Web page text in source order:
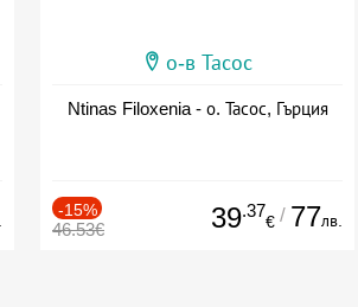
о-в Тасос
Ntinas Filoxenia - о. Тасос, Гърция
-15%
46.53€ 39.37
€ / 77лв.